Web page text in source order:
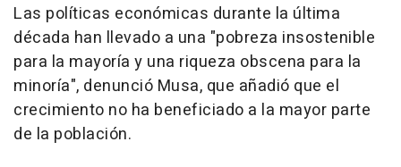
Las políticas económicas durante la última
década han llevado a una "pobreza insostenible
para la mayoría y una riqueza obscena para la
minoría", denunció Musa, que añadió que el
crecimiento no ha beneficiado a la mayor parte
de la población.